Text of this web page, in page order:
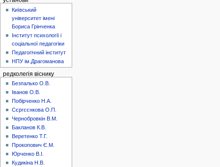
Київський
університет імені
Бориса Грінченка
Інститут психології і
соціальної педагогіки
Педагогічний інститут
НПУ ім.Драгоманова
редколегія віснику
Безпалько О.В.
Іванов О.В.
Побірченко Н.А.
Сєргєєнкова О.П.
Чернобровкін В.М.
Бакланов К.В.
Веретенко Т.Г.
Прокопович Є.М.
Юрченко В.І.
Кудикіна Н.В.